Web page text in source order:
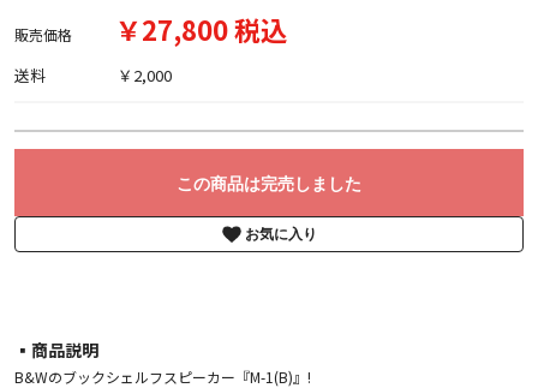
販売価格 ￥27,800 税込
送料 ￥2,000
この商品は完売しました
お気に入り
▪︎商品説明
B&Wのブックシェルフスピーカー『M-1(B)』!